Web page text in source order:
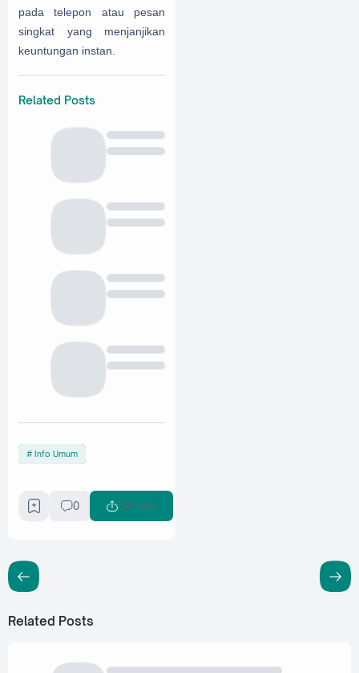
pada telepon atau pesan
singkat yang menjanjikan
keuntungan instan.
Related Posts
Info Umum
0 Berbagi
Related Posts